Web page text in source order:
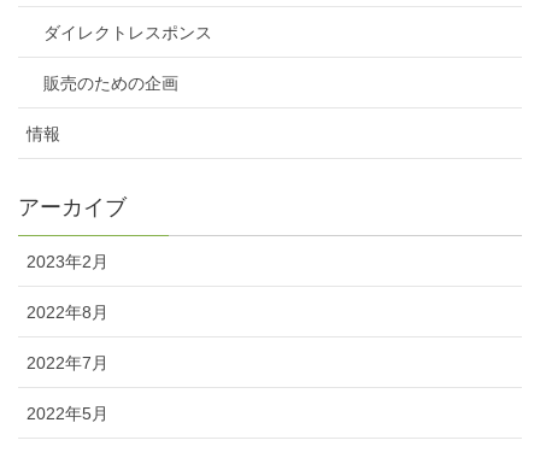
ダイレクトレスポンス
販売のための企画
情報
アーカイブ
2023年2月
2022年8月
2022年7月
2022年5月